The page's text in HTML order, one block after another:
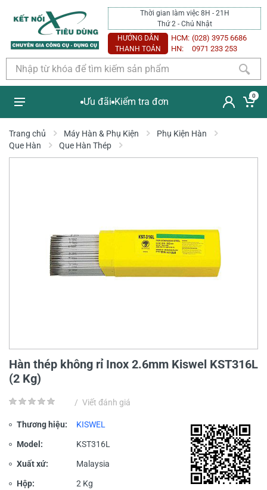
Thời gian làm việc 8H - 21H
Thứ 2 - Chủ Nhật
HƯỚNG DẪN
THANH TOÁN
HCM: (028) 3975 6686
HN:
0971 233 253
Ưu đãi Kiểm tra đơn
0
Trang chủ Máy Hàn & Phụ Kiện
Phụ Kiện Hàn
Que Hàn
Que Hàn Thép
Hàn thép không rỉ Inox 2.6mm Kiswel KST316L
(2 Kg)
/ Viết đánh giá
Thương hiệu: KISWEL
Model: KST316L
Xuất xứ: Malaysia
Hộp: 2 Kg